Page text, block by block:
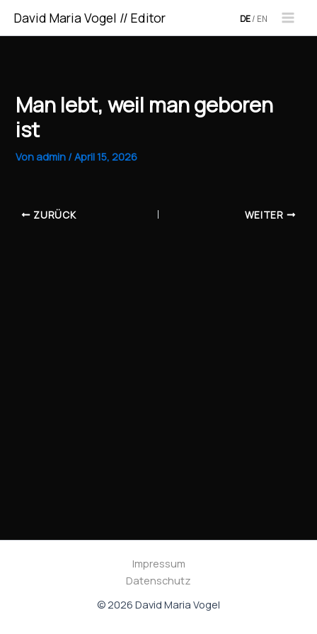
InhaltDavid Maria Vogel // Editor DE/ EN
Man lebt, weil man geboren
ist
Vonadmin /April 15, 2026
ZURÜCK WEITER
Impressum
Datenschutz
© 2026 David Maria Vogel